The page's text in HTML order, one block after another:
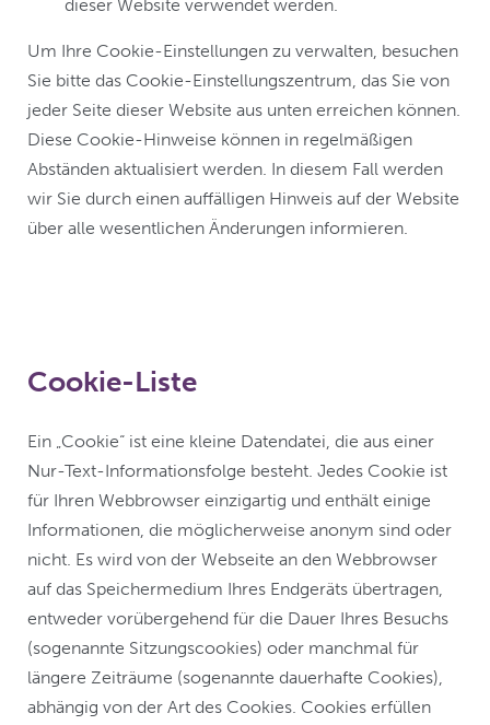
dieser Website verwendet werden.
Um Ihre Cookie-Einstellungen zu verwalten, besuchen
Sie bitte das Cookie-Einstellungszentrum, das Sie von
jeder Seite dieser Website aus unten erreichen können.
Diese Cookie-Hinweise können in regelmäßigen
Abständen aktualisiert werden. In diesem Fall werden
wir Sie durch einen auffälligen Hinweis auf der Website
über alle wesentlichen Änderungen informieren.
Cookie-Liste
Ein „Cookie“ ist eine kleine Datendatei, die aus einer
Nur-Text-Informationsfolge besteht. Jedes Cookie ist
für Ihren Webbrowser einzigartig und enthält einige
Informationen, die möglicherweise anonym sind oder
nicht. Es wird von der Webseite an den Webbrowser
auf das Speichermedium Ihres Endgeräts übertragen,
entweder vorübergehend für die Dauer Ihres Besuchs
(sogenannte Sitzungscookies) oder manchmal für
längere Zeiträume (sogenannte dauerhafte Cookies),
abhängig von der Art des Cookies. Cookies erfüllen